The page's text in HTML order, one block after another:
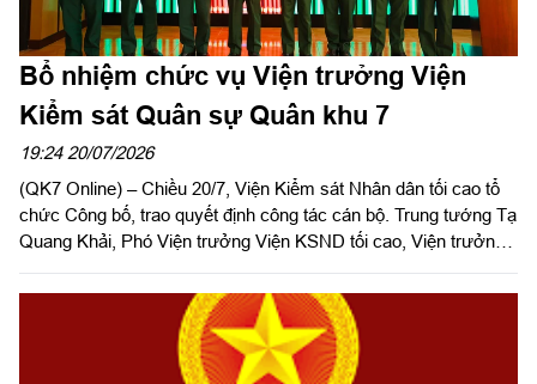
Bổ nhiệm chức vụ Viện trưởng Viện
Kiểm sát Quân sự Quân khu 7
19:24 20/07/2026
(QK7 Online) – Chiều 20/7, Viện Kiểm sát Nhân dân tối cao tổ
chức Công bố, trao quyết định công tác cán bộ. Trung tướng Tạ
Quang Khải, Phó Viện trưởng Viện KSND tối cao, Viện trưởng
nghị có Thiếu tướng Trần Ngọc Minh, Ủy viên Thường vụ Đảng
ủy, Phó Tư lệnh Quân khu 7 và Thiếu tướng Trần Đức Thắng,
Phó Chủ nhiệm Chính trị Quân khu.